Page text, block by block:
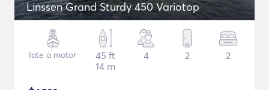
Linssen Grand Sturdy 450 Variotop
Iate a motor
45 ft
14 m
4 2 2